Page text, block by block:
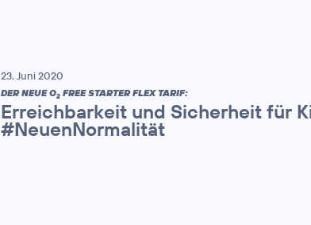
23. Juni 2020
DER NEUE O2 FREE STARTER FLEX TARIF:
Erreichbarkeit und Sicherheit für
#NeuenNormalität